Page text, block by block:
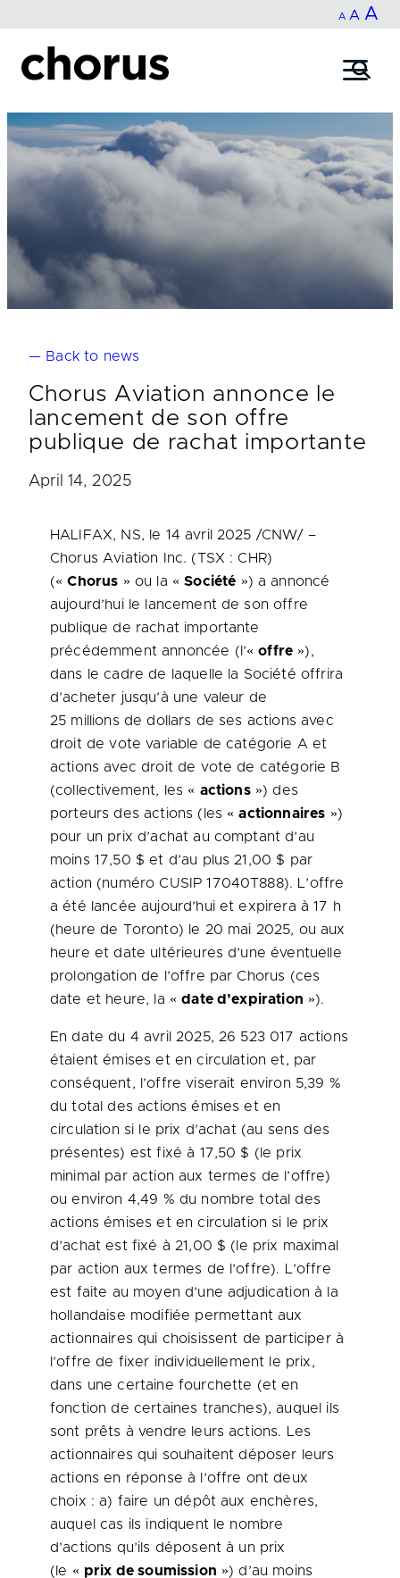
content
A Decrease
size.
A Reset
size.
A
— Back to news
Chorus Aviation annonce le
lancement de son offre
publique de rachat importante
April 14, 2025
HALIFAX, NS, le 14 avril 2025 /CNW/ –
Chorus Aviation Inc. (TSX : CHR)
(«Chorus » ou la «Société ») a annoncé
aujourd’hui le lancement de son offre
publique de rachat importante
précédemment annoncée (l’«offre »),
dans le cadre de laquelle la Société offrira
d’acheter jusqu’à une valeur de
25 millions de dollars de ses actions avec
droit de vote variable de catégorie A et
actions avec droit de vote de catégorie B
(collectivement, les « actions») des
porteurs des actions (les «actionnaires »)
pour un prix d’achat au comptant d’au
moins 17,50 $ et d’au plus 21,00 $ par
action (numéro CUSIP 17040T888). L’offre
a été lancée aujourd’hui et expirera à 17 h
(heure de Toronto) le 20 mai 2025, ou aux
heure et date ultérieures d’une éventuelle
prolongation de l’offre par Chorus (ces
date et heure, la «date d’expiration »).
En date du 4 avril 2025, 26 523 017 actions
étaient émises et en circulation et, par
conséquent, l’offre viserait environ 5,39 %
du total des actions émises et en
circulation si le prix d’achat (au sens des
présentes) est fixé à 17,50 $ (le prix
minimal par action aux termes de l’offre)
ou environ 4,49 % du nombre total des
actions émises et en circulation si le prix
d’achat est fixé à 21,00 $ (le prix maximal
par action aux termes de l’offre). L’offre
est faite au moyen d’une adjudication à la
hollandaise modifiée permettant aux
actionnaires qui choisissent de participer à
l’offre de fixer individuellement le prix,
dans une certaine fourchette (et en
fonction de certaines tranches), auquel ils
sont prêts à vendre leurs actions. Les
actionnaires qui souhaitent déposer leurs
actions en réponse à l’offre ont deux
choix : a) faire un dépôt aux enchères,
auquel cas ils indiquent le nombre
d’actions qu’ils déposent à un prix
(le « prix de soumission ») d’au moins